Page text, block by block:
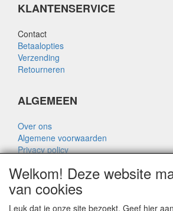
KLANTENSERVICE
Contact
Betaalopties
Verzending
Retourneren
ALGEMEEN
Over ons
Algemene voorwaarden
Privacy policy
Over Rik Thijssen
Welkom! Deze website
van cookies
Leuk dat je onze site bezoekt. Geef hier